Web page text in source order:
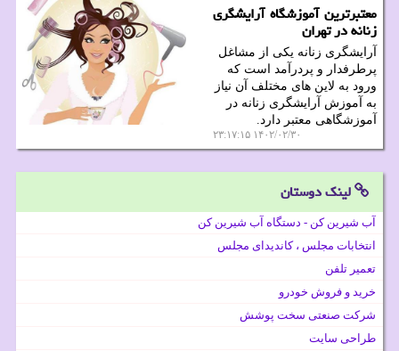
معتبرترین آموزشگاه آرایشگری
زنانه در تهران
آرایشگری زنانه یکی از مشاغل
پرطرفدار و پردرآمد است که
ورود به لاین های مختلف آن نیاز
به آموزش آرایشگری زنانه در
آموزشگاهی معتبر دارد.
۱۴۰۲/۰۲/۳۰ ۲۳:۱۷:۱۵
لینک دوستان
آب شیرین کن - دستگاه آب شیرین کن
انتخابات مجلس ، کاندیدای مجلس
تعمیر تلفن
خرید و فروش خودرو
شرکت صنعتی سخت پوشش
طراحی سایت